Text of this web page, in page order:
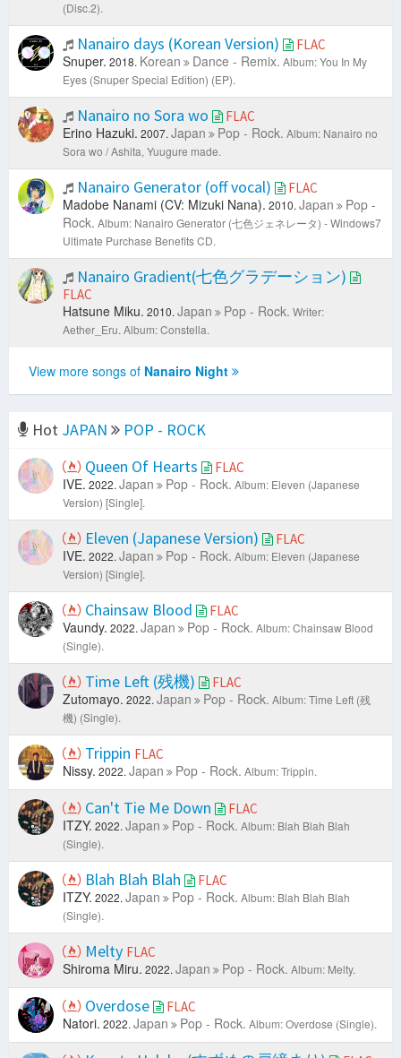
(Disc.2).
Nanairo days (Korean Version) FLAC
Snuper. 2018. Korean Dance - Remix. Album: You In My
Eyes (Snuper Special Edition) (EP).
Nanairo no Sora wo FLAC
Erino Hazuki. 2007. Japan Pop - Rock. Album: Nanairo no
Sora wo / Ashita, Yuugure made.
Nanairo​ Generator (off vocal) FLAC
Madobe Nanami (CV: Mizuki Nana). 2010. Japan
Pop -
Rock. Album: Nanairo Generator (七色ジェネレータ) - Windows7
Ultimate Purchase Benefits CD.
Nanairo Gradient(七色グラデーション)
FLAC
Hatsune Miku. 2010. Japan Pop - Rock. Writer:
Aether_Eru. Album: Constella.
View more songs of Nanairo Night
Hot JAPAN
POP - ROCK
Queen Of Hearts
FLAC
IVE. 2022. Japan Pop - Rock. Album: Eleven (Japanese
Version) [Single].
Eleven (Japanese Version) FLAC
IVE. 2022. Japan Pop - Rock. Album: Eleven (Japanese
Version) [Single].
Chainsaw Blood FLAC
Vaundy. 2022. Japan Pop - Rock. Album: Chainsaw Blood
(Single).
Time Left (残機) FLAC
Zutomayo. 2022. Japan Pop - Rock. Album: Time Left (残
機) (Single).
Trippin FLAC
Nissy. 2022. Japan Pop - Rock. Album: Trippin.
Can't Tie Me Down FLAC
ITZY. 2022. Japan Pop - Rock. Album: Blah Blah Blah
(Single).
Blah Blah Blah FLAC
ITZY. 2022. Japan Pop - Rock. Album: Blah Blah Blah
(Single).
Melty FLAC
Shiroma Miru. 2022. Japan Pop - Rock. Album: Melty.
Overdose FLAC
Natori. 2022. Japan Pop - Rock. Album: Overdose (Single).